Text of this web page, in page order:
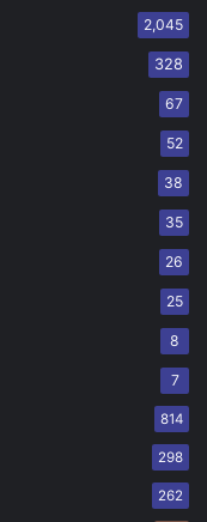
2,045
328
67
52
38
35
26
25
8
7
814
298
262